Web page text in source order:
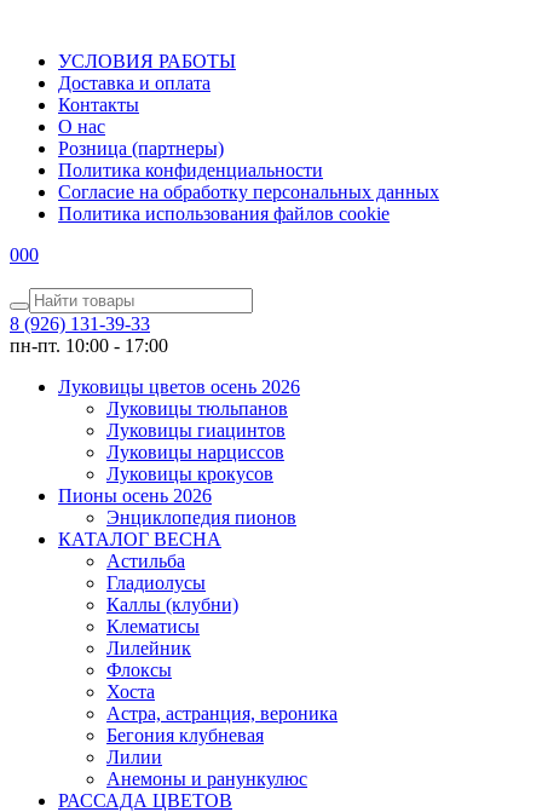
УСЛОВИЯ РАБОТЫ
Доставка и оплата
Контакты
О наc
Розница (партнеры)
Политика конфиденциальности
Согласие на обработку персональных данных
Политика использования файлов сookie
000
8 (926) 131-39-33
пн-пт. 10:00 - 17:00
Луковицы цветов осень 2026
Луковицы тюльпанов
Луковицы гиацинтов
Луковицы нарциссов
Луковицы крокусов
Пионы осень 2026
Энциклопедия пионов
КАТАЛОГ ВЕСНА
Астильба
Гладиолусы
Каллы (клубни)
Клематисы
Лилейник
Флоксы
Хоста
Астра, астранция, вероника
Бегония клубневая
Лилии
Анемоны и ранункулюс
РАССАДА ЦВЕТОВ